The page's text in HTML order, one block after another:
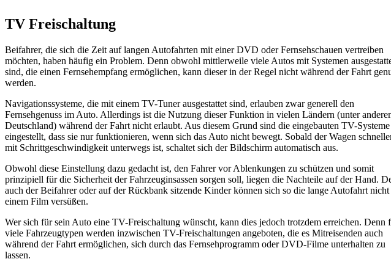
TV Freischaltung
Beifahrer, die sich die Zeit auf langen Autofahrten mit einer DVD oder Fernsehschauen vertreiben
möchten, haben häufig ein Problem. Denn obwohl mittlerweile viele Autos mit Systemen
sind, die einen Fernsehempfang ermöglichen, kann dieser in der Regel nicht während der Fahrt
werden.
Navigationssysteme, die mit einem TV-Tuner ausgestattet sind, erlauben zwar generell den
Fernsehgenuss im Auto. Allerdings ist die Nutzung dieser Funktion in vielen Ländern (unter
Deutschland) während der Fahrt nicht erlaubt. Aus diesem Grund sind die eingebauten TV-Systeme
eingestellt, dass sie nur funktionieren, wenn sich das Auto nicht bewegt. Sobald der Wagen
mit Schrittgeschwindigkeit unterwegs ist, schaltet sich der Bildschirm automatisch aus.
Obwohl diese Einstellung dazu gedacht ist, den Fahrer vor Ablenkungen zu schützen und somit
prinzipiell für die Sicherheit der Fahrzeuginsassen sorgen soll, liegen die Nachteile auf der Hand.
auch der Beifahrer oder auf der Rückbank sitzende Kinder können sich so die lange Autofahrt
einem Film versüßen.
Wer sich für sein Auto eine TV-Freischaltung wünscht, kann dies jedoch trotzdem erreichen. Denn
viele Fahrzeugtypen werden inzwischen TV-Freischaltungen angeboten, die es Mitreisenden auch
während der Fahrt ermöglichen, sich durch das Fernsehprogramm oder DVD-Filme unterhalten zu
lassen.